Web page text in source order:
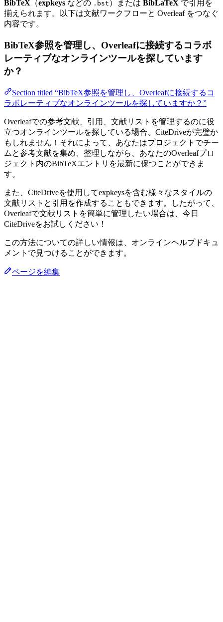
BibTeX （expkeys などの .bst ）または BibLaTeX で引用を
揃えられます。以下は文献ワークフローと Overleaf をつなぐ
内容です。
BibTeX参照を管理し、Overleafに接続するコラボ
レーティブなオンラインツールを探しています
か？
Section titled “BibTeX参照を管理し、Overleafに接続するコ
ラボレーティブなオンラインツールを探していますか？”
Overleafでの参考文献、引用、文献リストを管理するのに役
立つオンラインツールを探している場合、CiteDriveが完璧か
もしれません！それによって、あなたはプロジェクトでチー
ムと参考文献を集め、整理しながら、あなたのOverleafプロ
ジェクト内のBibTeXエントリを最新に保つことができま
す。
また、CiteDriveを使用してexpkeysを含む様々なスタイルの
文献リストと引用を作成することもできます。したがって、
Overleafで文献リストを簡単に管理したい場合は、今日
CiteDriveをお試しください！
この方法についての詳しい情報は、オンラインヘルプドキュ
メントで見つけることができます。
ページを編集